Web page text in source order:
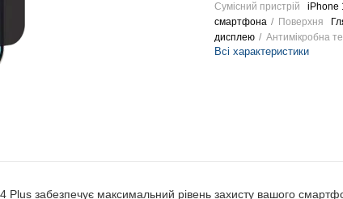
Сумісний пристрій iPhone
смартфона
Поверхня
дисплею
Антимікробна
Всі характеристики
забезпечує максимальний рівень захисту вашого